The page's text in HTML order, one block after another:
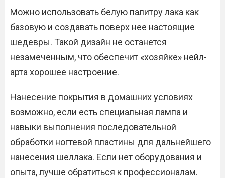
Можно использовать белую палитру лака как
базовую и создавать поверх нее настоящие
шедевры. Такой дизайн не останется
незамеченным, что обеспечит «хозяйке» нейл-
арта хорошее настроение.
Нанесение покрытия в домашних условиях
возможно, если есть специальная лампа и
навыки выполнения последовательной
обработки ногтевой пластины для дальнейшего
нанесения шеллака. Если нет оборудования и
опыта, лучше обратиться к профессионалам.